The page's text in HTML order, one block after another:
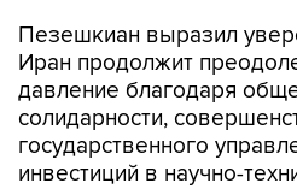
Пезешкиан выразил
Иран продолжит
давление благодаря
солидарности,
государственного
инвестиций в научно-